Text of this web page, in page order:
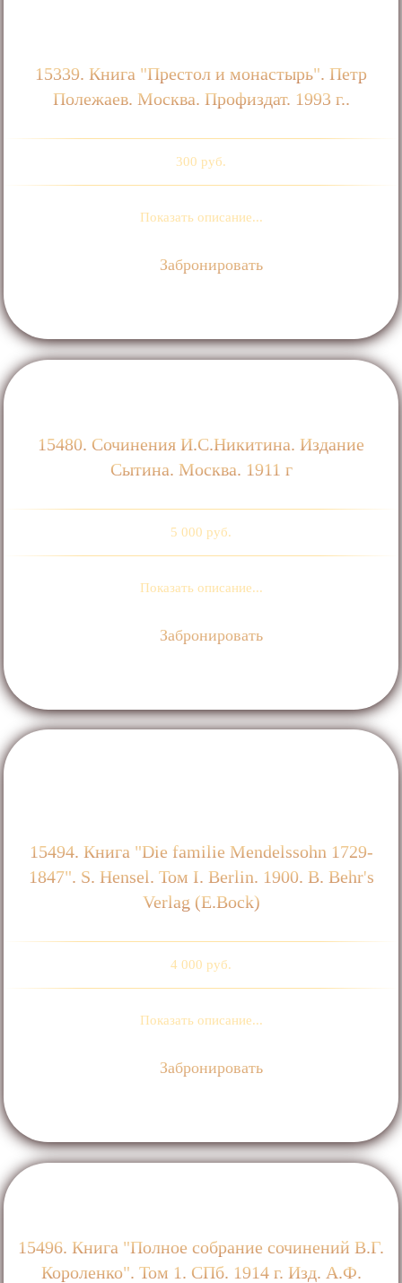
15339. Книга "Престол и монастырь". Петр
Полежаев. Москва. Профиздат. 1993 г..
300 руб.
Показать описание...
Забронировать
15480. Сочинения И.С.Никитина. Издание
Сытина. Москва. 1911 г
5 000 руб.
Показать описание...
Забронировать
15494. Книга "Die familie Mendelssohn 1729-
1847". S. Hensel. Том I. Berlin. 1900. B. Behr's
Verlag (E.Bock)
4 000 руб.
Показать описание...
Забронировать
15496. Книга "Полное собрание сочинений В.Г.
Короленко". Том 1. СПб. 1914 г. Изд. А.Ф.